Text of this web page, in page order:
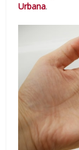
Urbana.